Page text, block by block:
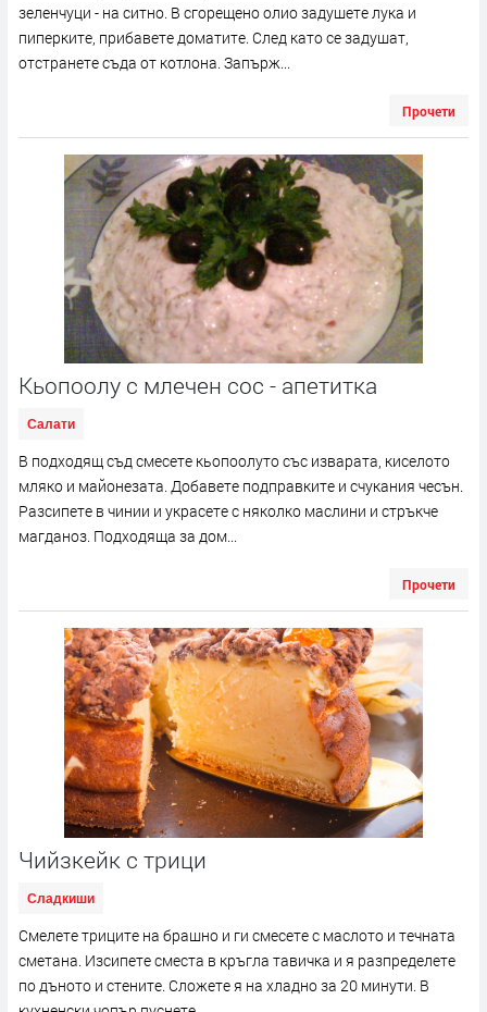
зеленчуци - на ситно. В сгорещено олио задушете лука и
пиперките, прибавете доматите. След като се задушат,
отстранете съда от котлона. Запърж...
Прочети
Кьопоолу с млечен сос - апетитка
Салати
В подходящ съд смесете кьопоолуто със изварата, киселото
мляко и майонезата. Добавете подправките и счукания чесън.
Разсипете в чинии и украсете с няколко маслини и стръкче
магданоз. Подходяща за дом...
Прочети
Чийзкейк с трици
Сладкиши
Смелете триците на брашно и ги смесете с маслото и течната
сметана. Изсипете сместа в кръгла тавичка и я разпределете
по дъното и стените. Сложете я на хладно за 20 минути. В